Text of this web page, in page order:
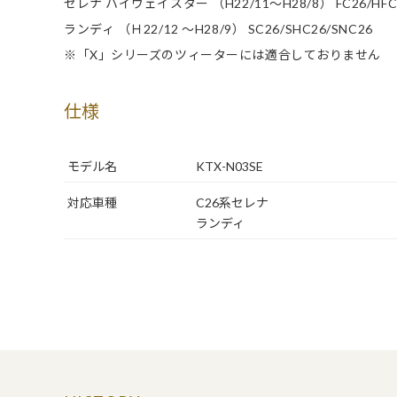
セレナ ハイウェイスター （H22/11～H28/8） FC26/
ランディ （Ｈ22/12 ～H28/9） SC26/SHC26/SNC26
※「X」シリーズのツィーターには適合しておりません
仕様
モデル名 KTX-N03SE
対応車種
C26系セレナ
ランディ